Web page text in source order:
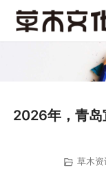
2026年，青岛
草木资